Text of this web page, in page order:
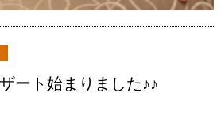
ート始まりました♪♪